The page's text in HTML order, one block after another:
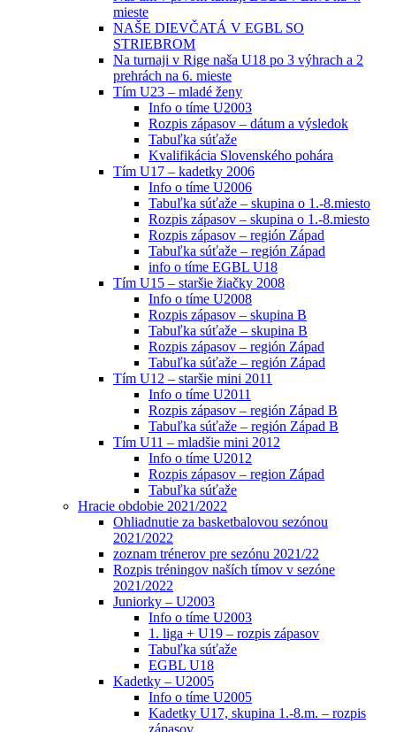
mieste
NAŠE DIEVČATÁ V EGBL SO
STRIEBROM
Na turnaji v Rige naša U18 po 3 výhrach a 2
prehrách na 6. mieste
Tím U23 – mladé ženy
Info o tíme U2003
Rozpis zápasov – dátum a výsledok
Tabuľka súťaže
Kvalifikácia Slovenského pohára
Tím U17 – kadetky 2006
Info o tíme U2006
Tabuľka súťaže – skupina o 1.-8.miesto
Rozpis zápasov – skupina o 1.-8.miesto
Rozpis zápasov – región Západ
Tabuľka súťaže – región Západ
info o tíme EGBL U18
Tím U15 – staršie žiačky 2008
Info o tíme U2008
Rozpis zápasov – skupina B
Tabuľka súťaže – skupina B
Rozpis zápasov – región Západ
Tabuľka súťaže – región Západ
Tím U12 – staršie mini 2011
Info o tíme U2011
Rozpis zápasov – región Západ B
Tabuľka súťaže – región Západ B
Tím U11 – mladšie mini 2012
Info o tíme U2012
Rozpis zápasov – region Západ
Tabuľka súťaže
Hracie obdobie 2021/2022
Ohliadnutie za basketbalovou sezónou
2021/2022
zoznam trénerov pre sezónu 2021/22
Rozpis tréningov naších tímov v sezóne
2021/2022
Juniorky – U2003
Info o tíme U2003
1. liga + U19 – rozpis zápasov
Tabuľka súťaže
EGBL U18
Kadetky – U2005
Info o tíme U2005
Kadetky U17, skupina 1.-8.m. – rozpis
zápasov